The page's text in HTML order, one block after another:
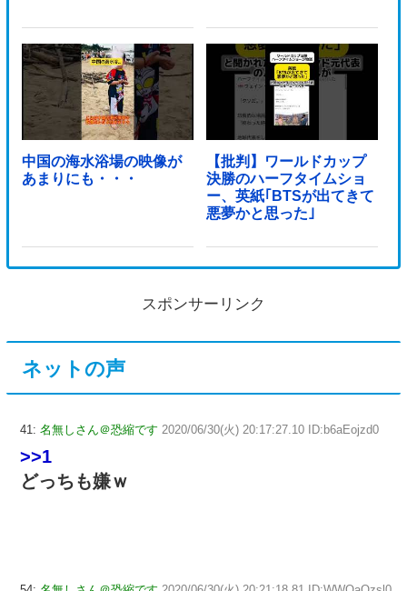
中国の海水浴場の映像が
あまりにも・・・
【批判】ワールドカップ
決勝のハーフタイムショ
ー、英紙｢BTSが出てきて
悪夢かと思った｣
スポンサーリンク
ネットの声
41: 名無しさん＠恐縮です 2020/06/30(火) 20:17:27.10 ID:b6aEojzd0
>>1
どっちも嫌ｗ